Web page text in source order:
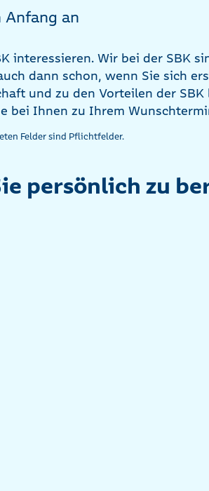
an
interessieren. Wir bei der SBK
dann schon, wenn Sie sich
und zu den Vorteilen der SBK
bei Ihnen zu Ihrem
Felder sind Pflichtfelder.
persönlich zu